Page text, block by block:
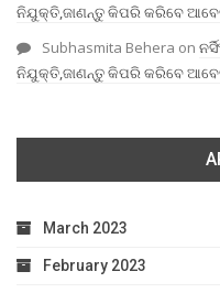
ନିଯୁକ୍ତି,ଜାଣନ୍ତୁ କିପରି କରିବେ
Subhasmita Behera on
ନିଯୁକ୍ତି,ଜାଣନ୍ତୁ କିପରି କରିବେ
March 2023
February 2023